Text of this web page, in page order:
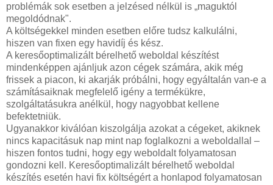
problémák sok esetben a jelzésed nélkül is „maguktól
megoldódnak".
A költségekkel minden esetben előre tudsz kalkulálni,
hiszen van fixen egy havidíj és kész.
A keresőoptimalizált bérelhető weboldal készítést
mindenképpen ajánljuk azon cégek számára, akik még
frissek a piacon, ki akarják próbálni, hogy egyáltalán van-e a
számításaiknak megfelelő igény a termékükre,
szolgáltatásukra anélkül, hogy nagyobbat kellene
befektetniük.
Ugyanakkor kiválóan kiszolgálja azokat a cégeket, akiknek
nincs kapacitásuk nap mint nap foglalkozni a weboldallal –
hiszen fontos tudni, hogy egy weboldalt folyamatosan
gondozni kell. Keresőoptimalizált bérelhető weboldal
készítés esetén havi fix költségért a honlapod folyamatosan